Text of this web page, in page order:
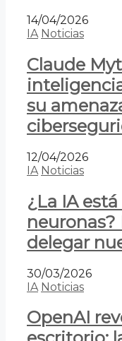
14/04/2026
IA Noticias
Claude
su
12/04/2026
IA Noticias
¿La IA
neuronas?
delegar
30/03/2026
IA Noticias
OpenAI